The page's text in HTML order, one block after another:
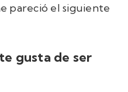
pareció el siguiente
gusta de ser